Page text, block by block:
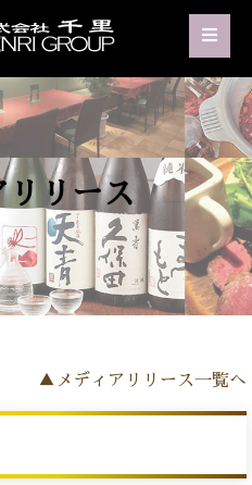
リース
▲メディアリリース一覧へ